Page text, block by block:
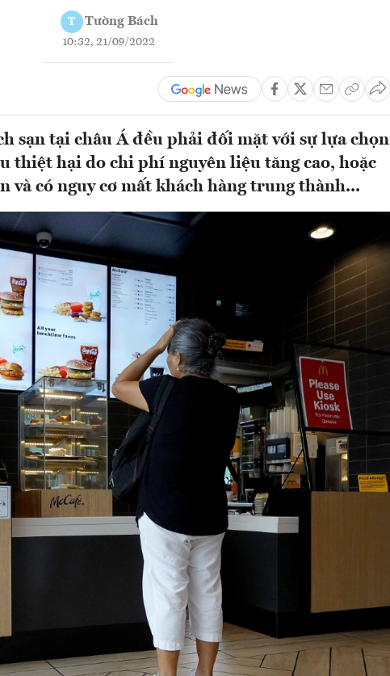
T Tường Bách
10:32, 21/09/2022
sạn tại châu Á đều phải đối mặt với sự lựa chọn
thiệt hại do chi phí nguyên liệu tăng cao, hoặc
và có nguy cơ mất khách hàng trung thành...